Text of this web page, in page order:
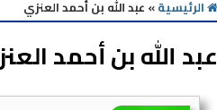
الرئيسية» عبد الله بن أحمد العنزي
عبد الله بن أحمد